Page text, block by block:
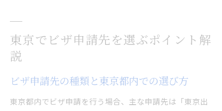
東京でビザ申請先を選ぶポイント解
説
ビザ申請先の種類と東京都内での選び方
東京都内でビザ申請を行う場合、主な申請先は「東京出